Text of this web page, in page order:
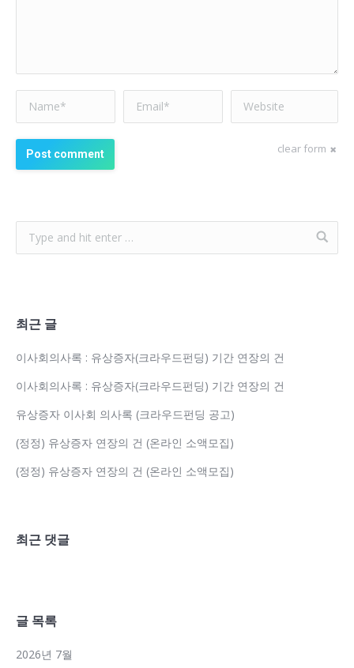
Name * Email * Website
clear form
Post comment
최근 글
이사회의사록 : 유상증자(크라우드펀딩) 기간 연장의 건
이사회의사록 : 유상증자(크라우드펀딩) 기간 연장의 건
유상증자 이사회 의사록 (크라우드펀딩 공고)
(정정) 유상증자 연장의 건 (온라인 소액모집)
(정정) 유상증자 연장의 건 (온라인 소액모집)
최근 댓글
글 목록
2026년 7월